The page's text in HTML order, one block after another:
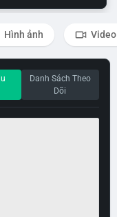
Hình ảnh Video
Danh Sách Theo
Dõi